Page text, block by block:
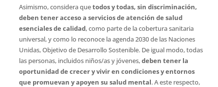
Asimismo, considera quetodos y todas, sin discriminación,
deben tener acceso a servicios de atención de salud
esenciales de calidad, como parte de la cobertura sanitaria
universal, y como lo reconoce la agenda 2030 de las Naciones
Unidas, Objetivo de Desarrollo Sostenible. De igual modo, todas
las personas, incluidos niños/as y jóvenes,deben tener la
oportunidad de crecer y vivir en condiciones y entornos
que promuevan y apoyen su salud mental. A este respecto,